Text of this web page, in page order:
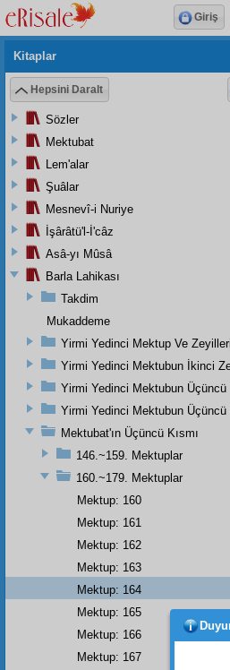
Kitaplar
Hepsini Daralt
Sözler
Mektubat
Lem'alar
Şuâlar
Mesnevî-i Nuriye
İşârâtü'l-İ'câz
Asâ-yı Mûsâ
Barla Lahikası
Takdim
Mukaddeme
Yirmi Yedinci Mektup Ve Zeyilleri
Yirmi Yedinci Mektubun İkinci
Yirmi Yedinci Mektubun Üçüncü
Yirmi Yedinci Mektubun
Mektubat'ın Üçüncü Kısmı
146.~159. Mektuplar
160.~179. Mektuplar
Mektup: 160
Mektup: 161
Mektup: 162
Mektup: 163
Mektup: 164
Mektup: 165
Mektup: 166
Mektup: 167
Giriş